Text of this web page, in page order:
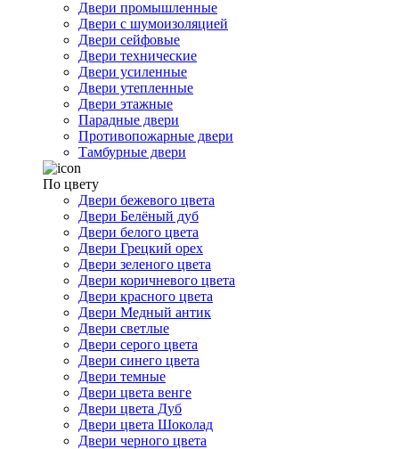
Двери промышленные
Двери с шумоизоляцией
Двери сейфовые
Двери технические
Двери усиленные
Двери утепленные
Двери этажные
Парадные двери
Противопожарные двери
Тамбурные двери
По цвету
Двери бежевого цвета
Двери Белёный дуб
Двери белого цвета
Двери Грецкий орех
Двери зеленого цвета
Двери коричневого цвета
Двери красного цвета
Двери Медный антик
Двери светлые
Двери серого цвета
Двери синего цвета
Двери темные
Двери цвета венге
Двери цвета Дуб
Двери цвета Шоколад
Двери черного цвета